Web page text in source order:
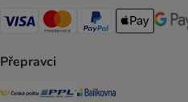
Visa Payment Method
Mastercard Payment Method
PayPal Payment
Apple pay
Přepravci
Česká pošta Shipping Method
PPL Shipping Method
Balíkovna